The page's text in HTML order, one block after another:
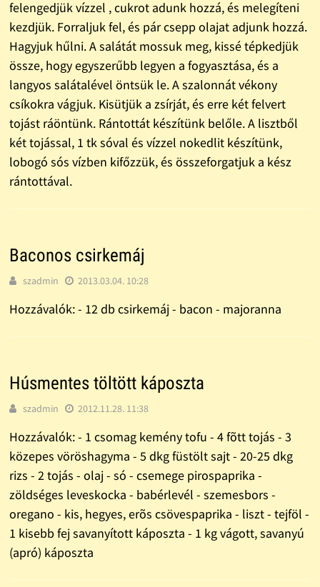
felengedjük vízzel , cukrot adunk hozzá, és melegíteni
kezdjük. Forraljuk fel, és pár csepp olajat adjunk hozzá.
Hagyjuk hűlni. A salátát mossuk meg, kissé tépkedjük
össze, hogy egyszerűbb legyen a fogyasztása, és a
langyos salátalével öntsük le. A szalonnát vékony
csíkokra vágjuk. Kisütjük a zsírját, és erre két felvert
tojást ráöntünk. Rántottát készítünk belőle. A lisztből
két tojással, 1 tk sóval és vízzel nokedlit készítünk,
lobogó sós vízben kifőzzük, és összeforgatjuk a kész
rántottával.
Baconos csirkemáj
szadmin 2013.03.04. 10:28
Hozzávalók: - 12 db csirkemáj - bacon - majoranna
Húsmentes töltött káposzta
szadmin 2012.11.28. 11:38
Hozzávalók: - 1 csomag kemény tofu - 4 fõtt tojás - 3
közepes vöröshagyma - 5 dkg füstölt sajt - 20-25 dkg
rizs - 2 tojás - olaj - só - csemege pirospaprika -
zöldséges leveskocka - babérlevél - szemesbors -
oregano - kis, hegyes, erõs csövespaprika - liszt - tejföl -
1 kisebb fej savanyított káposzta - 1 kg vágott, savanyú
(apró) káposzta